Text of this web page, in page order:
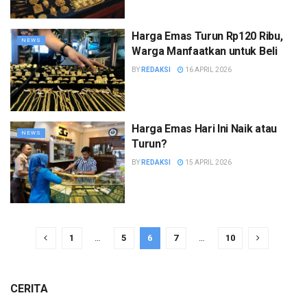
NEWS
Harga Emas Turun Rp120 Ribu,
Warga Manfaatkan untuk Beli
BY REDAKSI 16 APRIL 2026
NEWS
Harga Emas Hari Ini Naik atau
Turun?
BY REDAKSI 15 APRIL 2026
1 … 5 6 7 … 10
CERITA